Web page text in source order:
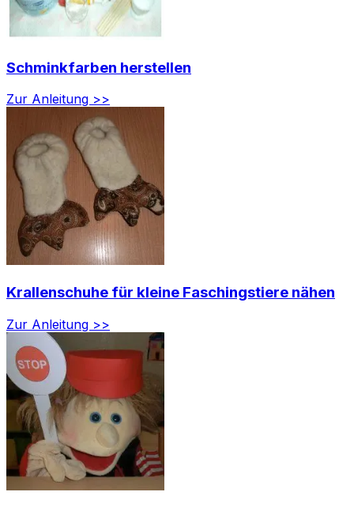
Schminkfarben herstellen
Zur Anleitung >>
Krallenschuhe für kleine Faschingstiere nähen
Zur Anleitung >>